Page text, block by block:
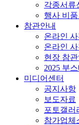
각종서류
행사 비품
참관안내
온라인
온라인
현장 참관
2025 부
미디어센터
공지사항
보도자료
포토갤러
참가업체